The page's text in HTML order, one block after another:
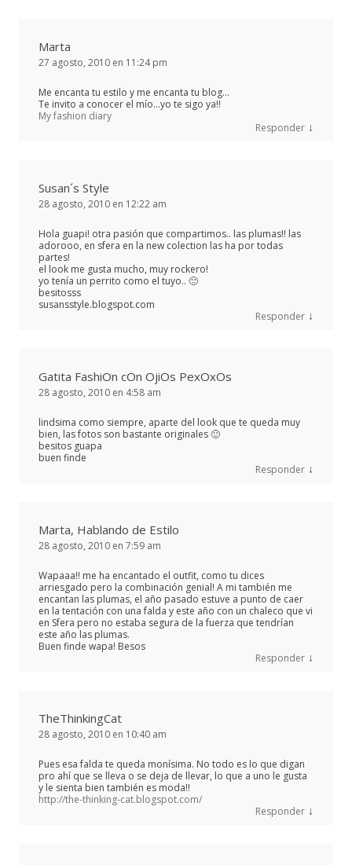
Marta
27 agosto, 2010 en 11:24 pm
Me encanta tu estilo y me encanta tu blog…
Te invito a conocer el mío…yo te sigo ya!!
My fashion diary
Responder ↓
Susan´s Style
28 agosto, 2010 en 12:22 am
Hola guapi! otra pasión que compartimos.. las plumas!! las
adorooo, en sfera en la new colection las ha por todas
partes!
el look me gusta mucho, muy rockero!
yo tenía un perrito como el tuyo.. 🙁
besitosss
susansstyle.blogspot.com
Responder ↓
Gatita FashiOn cOn OjiOs PexOxOs
28 agosto, 2010 en 4:58 am
lindsima como siempre, aparte del look que te queda muy
bien, las fotos son bastante originales 🙂
besitos guapa
buen finde
Responder ↓
Marta, Hablando de Estilo
28 agosto, 2010 en 7:59 am
Wapaaa!! me ha encantado el outfit, como tu dices
arriesgado pero la combinación genial! A mi también me
encantan las plumas, el año pasado estuve a punto de caer
en la tentación con una falda y este año con un chaleco que vi
en Sfera pero no estaba segura de la fuerza que tendrían
este año las plumas.
Buen finde wapa! Besos
Responder ↓
TheThinkingCat
28 agosto, 2010 en 10:40 am
Pues esa falda te queda monísima. No todo es lo que digan
pro ahí que se lleva o se deja de llevar, lo que a uno le gusta
y le sienta bien también es moda!!
http://the-thinking-cat.blogspot.com/
Responder ↓